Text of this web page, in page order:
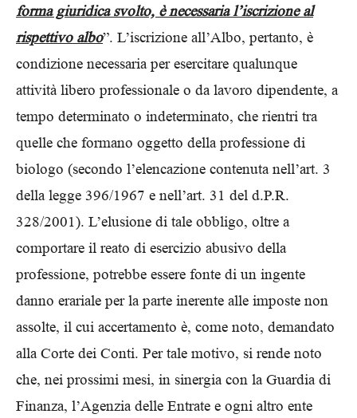
forma giuridica svolto, è necessaria l’iscrizione al
rispettivo albo”. L’iscrizione all’Albo, pertanto, è
condizione necessaria per esercitare qualunque
attività libero professionale o da lavoro dipendente, a
tempo determinato o indeterminato, che rientri tra
quelle che formano oggetto della professione di
biologo (secondo l’elencazione contenuta nell’art. 3
della legge 396/1967 e nell’art. 31 del d.P.R.
328/2001). L’elusione di tale obbligo, oltre a
comportare il reato di esercizio abusivo della
professione, potrebbe essere fonte di un ingente
danno erariale per la parte inerente alle imposte non
assolte, il cui accertamento è, come noto, demandato
alla Corte dei Conti. Per tale motivo, si rende noto
che, nei prossimi mesi, in sinergia con la Guardia di
Finanza, l’Agenzia delle Entrate e ogni altro ente